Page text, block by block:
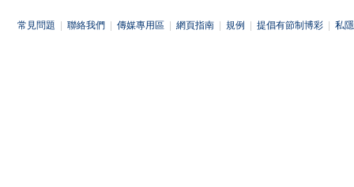
常見問題 聯絡我們 傳媒專用區 網頁指南 規例 提倡有節制博彩 私